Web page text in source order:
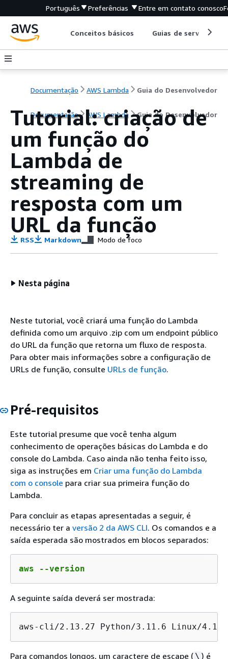
Português Preferências Entre em contato conosco
Conceitos básicos Guias de serviço
Documentação AWS Lambda Guia do Desenvolvedor
Documentação AWS Lambda Guia do Desenvolvedor
Tutorial: criação de
um função do
Lambda de
streaming de
resposta com um
URL da função
RSS Markdown Modo de foco
Nesta página
Neste tutorial, você criará uma função do Lambda
definida como um arquivo .zip com um endpoint público
do URL da função que retorna um fluxo de resposta.
Para obter mais informações sobre a configuração de
URLs de função, consulte URLs de função.
Pré-requisitos
Este tutorial presume que você tenha algum
conhecimento de operações básicas do Lambda e do
console do Lambda. Caso ainda não tenha feito isso,
siga as instruções em Criar uma função do Lambda
com o console para criar sua primeira função do
Lambda.
Para concluir as etapas apresentadas a seguir, é
necessário ter a versão 2 da AWS CLI. Os comandos e a
saída esperada são mostrados em blocos separados:
aws --version
A seguinte saída deverá ser mostrada:
aws-cli/2.13.27 Python/3.11.6 Linux/
Para comandos longos, um caractere de escape ( \ ) é